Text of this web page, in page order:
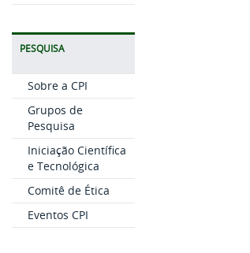
PESQUISA
Sobre a CPI
Grupos de
Pesquisa
Iniciação Científica
e Tecnológica
Comitê de Ética
Eventos CPI